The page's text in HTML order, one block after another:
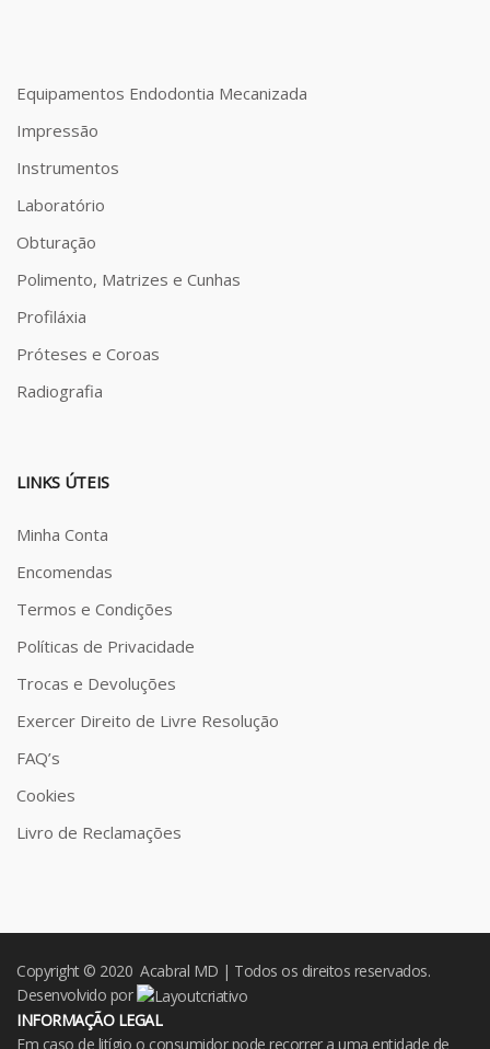
Equipamentos Endodontia Mecanizada
Impressão
Instrumentos
Laboratório
Obturação
Polimento, Matrizes e Cunhas
Profiláxia
Próteses e Coroas
Radiografia
LINKS ÚTEIS
Minha Conta
Encomendas
Termos e Condições
Políticas de Privacidade
Trocas e Devoluções
Exercer Direito de Livre Resolução
FAQ’s
Cookies
Livro de Reclamações
Copyright © 2020 Acabral MD | Todos os direitos reservados.
Desenvolvido por
INFORMAÇÃO LEGAL
Em caso de litígio o consumidor pode recorrer a uma entidade de